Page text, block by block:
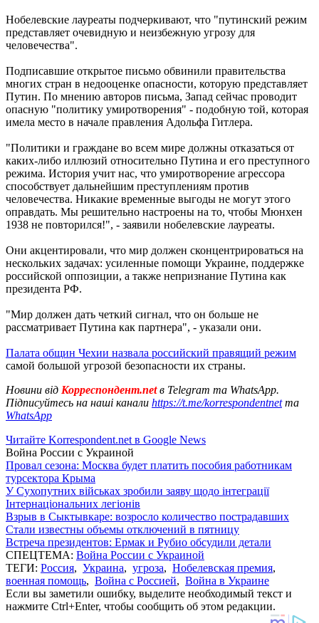
Нобелевские лауреаты подчеркивают, что "путинский режим
представляет очевидную и неизбежную угрозу для
человечества".
Подписавшие открытое письмо обвинили правительства
многих стран в недооценке опасности, которую представляет
Путин. По мнению авторов письма, Запад сейчас проводит
опасную "политику умиротворения" - подобную той, которая
имела место в начале правления Адольфа Гитлера.
"Политики и граждане во всем мире должны отказаться от
каких-либо иллюзий относительно Путина и его преступного
режима. История учит нас, что умиротворение агрессора
способствует дальнейшим преступлениям против
человечества. Никакие временные выгоды не могут этого
оправдать. Мы решительно настроены на то, чтобы Мюнхен
1938 не повторился!", - заявили нобелевские лауреаты.
Они акцентировали, что мир должен сконцентрироваться на
нескольких задачах: усиленные помощи Украине, поддержке
российской оппозиции, а также непризнание Путина как
президента РФ.
"Мир должен дать четкий сигнал, что он больше не
рассматривает Путина как партнера", - указали они.
Палата общин Чехии назвала российский правящий режим
самой большой угрозой безопасности их страны.
Новини від Корреспондент.netв Telegram та WhatsApp.
Підписуйтесь на наші канали https://t.me/korrespondentnetта
WhatsApp
Читайте Korrespondent.net в Google News
Война России с Украиной
Провал сезона: Москва будет платить пособия работникам
турсектора Крыма
У Сухопутних військах зробили заяву щодо інтеграції
Інтернаціональних легіонів
Взрыв в Сыктывкаре: возросло количество пострадавших
Стали известны объемы отключений в пятницу
Встреча президентов: Ермак и Рубио обсудили детали
СПЕЦТЕМА: Война России с Украиной
ТЕГИ: Россия, Украина, угроза, Нобелевская премия,
военная помощь, Война с Россией, Война в Украине
Если вы заметили ошибку, выделите необходимый текст и
нажмите Ctrl+Enter, чтобы сообщить об этом редакции.